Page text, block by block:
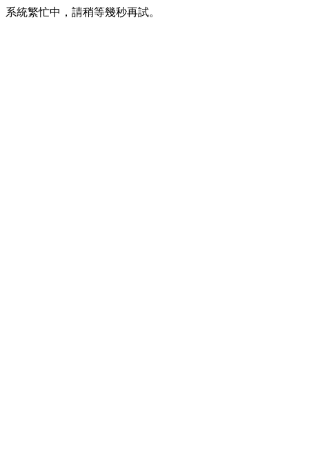
系統繁忙中，請稍等幾秒再試。